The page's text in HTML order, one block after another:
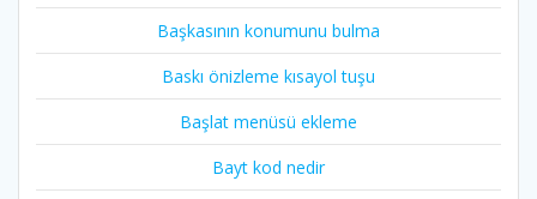
Başkasının konumunu bulma
Baskı önizleme kısayol tuşu
Başlat menüsü ekleme
Bayt kod nedir